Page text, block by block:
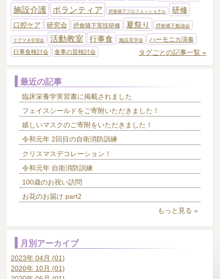
施設介護 ボランティア 摂食嚥下プロフェッショナル 研修
口腔ケア 研究会 摂食嚥下実技研修 夏祭り 摂食嚥下勉強会
ケアマネ学習会 活動教室 行事食 施設見学会 ハーモニカ演奏
行事食検討会 食事の質検討会 タグごとの記事一覧 »
最近の記事
臨床栄養学実習書に掲載されました
フェイスシールドをご寄附いただきました！
嬉しいマスクのご寄附をいただきました！
令和元年 2回目の自衛消防訓練
クリスマスデコレーション！
令和元年 自衛消防訓練
100歳のお祝い訪問
お花のお届け part2
もっと見る »
月別アーカイブ
2023年 04月 (01)
2020年 10月 (01)